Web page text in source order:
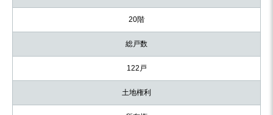
20階
総戸数
122戸
土地権利